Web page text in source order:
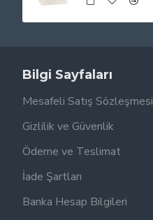
Bilgi Sayfaları
Mesafeli Satış Sözleşmesi
Gizlilik ve Güvenlik
Ödeme ve Teslimat
İade Şartları
Banka Hesap Bilgileri